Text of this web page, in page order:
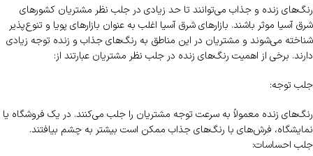
رنگ‌های زنده و جذاب می‌توانند تا حد زیادی در جلب نظر مشتریان کشورهای
شرق آسیا موثر باشند. بازارهای شرق آسیا اغلب به عنوان بازارهای پویا و تنوع‌پذیر
شناخته می‌شوند و مشتریان در این مناطق به رنگ‌های جذاب و زنده توجه زیادی
دارند. برخی از اهمیت رنگ‌های زنده در جلب نظر مشتریان عبارتند از:
جلب توجه:
رنگ‌های زنده معمولاً به سرعت توجه مشتریان را جلب می‌کنند. در یک فروشگاه یا
نمایشگاه، فرش‌های با رنگ‌های جذاب ممکن است بیشتر به چشم بیافتند.
جلب احساسات: